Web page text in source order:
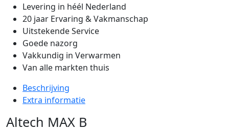
Levering in héél Nederland
20 jaar Ervaring & Vakmanschap
Uitstekende Service
Goede nazorg
Vakkundig in Verwarmen
Van alle markten thuis
Beschrijving
Extra informatie
Altech MAX B